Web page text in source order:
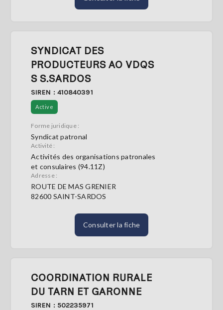
SYNDICAT DES
PRODUCTEURS AO VDQS
S S.SARDOS
SIREN : 410840391
Active
Forme juridique :
Syndicat patronal
Activité :
Activités des organisations patronales
et consulaires (94.11Z)
Adresse :
ROUTE DE MAS GRENIER
82600 SAINT-SARDOS
Consulter la fiche
COORDINATION RURALE
DU TARN ET GARONNE
SIREN : 502235971